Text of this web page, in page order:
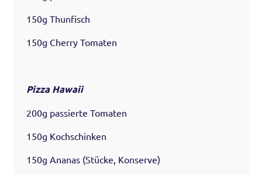
150g Thunfisch
150g Cherry Tomaten
Pizza Hawaii
200g passierte Tomaten
150g Kochschinken
150g Ananas (Stücke, Konserve)